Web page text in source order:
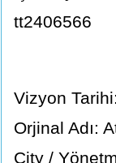
tt2406566
Vizyon
Orjinal Adı:
City /